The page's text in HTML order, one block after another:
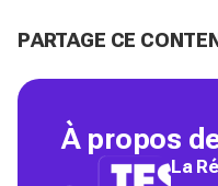
PARTAGE CE
À propos
La